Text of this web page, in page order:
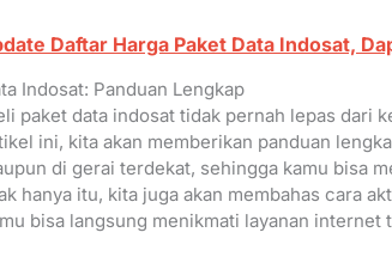
Daftar Harga Paket Data Indosat,
Indosat: Panduan Lengkap
paket data indosat tidak pernah lepas dari
ini, kita akan memberikan panduan
di gerai terdekat, sehingga kamu bisa
hanya itu, kita juga akan membahas cara
bisa langsung menikmati layanan internet